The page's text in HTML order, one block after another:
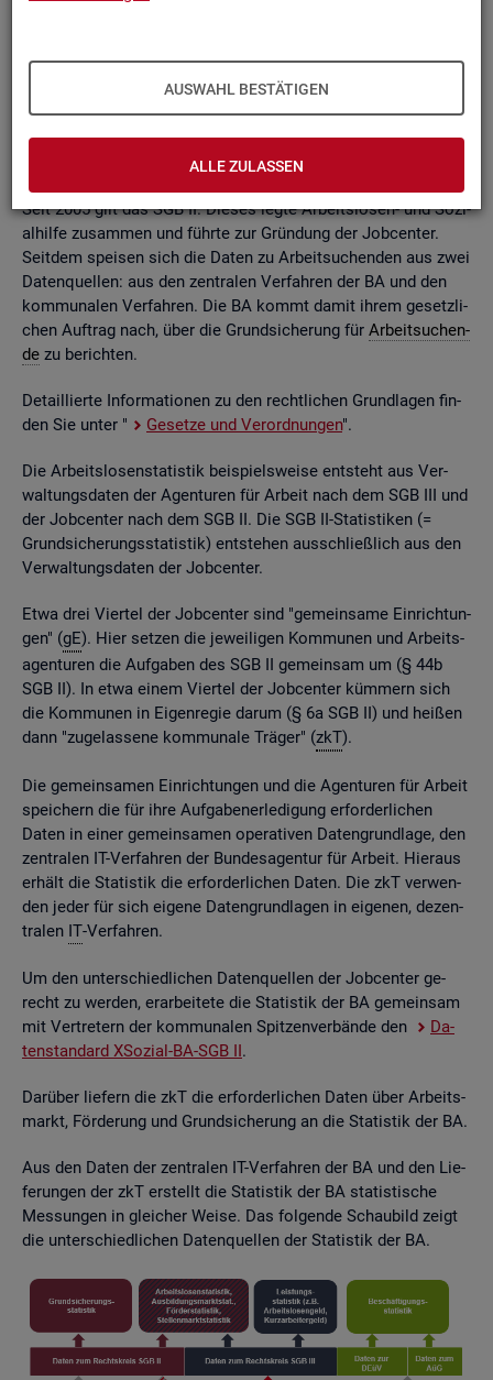
AUSWAHL BESTÄTIGEN
ALLE ZULASSEN
Grund­la­ge kön­nen Be­stän­de, Zu- und Ab­gän­ge,Dau­ern, Leis­
tungs­hö­hen und viele an­de­re sta­tis­ti­sche Mess­grö­ßen er­mit­
telt wer­den. Die Werte lie­gen re­gio­nal tief ge­glie­dert und
nach viel­fäl­ti­gen so­zio­de­mo­gra­fi­schen und er­werbs­bio­gra­fi­
Seit 2005 gilt das SGB II. Die­ses legte Ar­beits­lo­sen- und So­zi­
al­hil­fe zu­sam­men und führ­te zur Grün­dung der Job­cen­ter.
Seit­dem spei­sen sich die Daten zu Ar­beit­su­chen­den aus zwei
Da­ten­quel­len: aus den zen­tra­len Ver­fah­ren der BA und den
kom­mu­na­len Ver­fah­ren. Die BA kommt damit ihrem ge­setz­li­
chen Auf­trag nach, über die Grund­si­che­rung für Ar­beit­su­chen­
de zu be­rich­ten.
De­tail­lier­te In­for­ma­tio­nen zu den recht­li­chen Grund­la­gen fin­
den Sie unter "
Ge­set­ze und Ver­ord­nun­gen".
Die Ar­beits­lo­sen­sta­tis­tik bei­spiels­wei­se ent­steht aus Ver­
wal­tungs­da­ten der Agen­tu­ren für Ar­beit nach dem SGB III und
der Job­cen­ter nach dem SGB II. Die SGB II-Sta­tis­ti­ken (=
Grund­si­che­rungs­sta­tis­tik) ent­ste­hen aus­schlie­ß­lich aus den
Ver­wal­tungs­da­ten der Job­cen­ter.
Etwa drei Vier­tel der Job­cen­ter sind "ge­mein­sa­me Ein­rich­tun­
gen" (gE). Hier set­zen die je­wei­li­gen Kom­mu­nen und Ar­beits­
agen­tu­ren die Auf­ga­ben des SGB II ge­mein­sam um (§ 44b
SGB II). In etwa einem Vier­tel der Job­cen­ter küm­mern sich
die Kom­mu­nen in Ei­gen­re­gie darum (§ 6a SGB II) und hei­ßen
dann "zu­ge­las­se­ne kom­mu­na­le Trä­ger" (zkT).
Die ge­mein­sa­men Ein­rich­tun­gen und die Agen­tu­ren für Ar­beit
spei­chern die für ihre Auf­ga­ben­er­le­di­gung er­for­der­li­chen
Daten in einer ge­mein­sa­men ope­ra­ti­ven Da­ten­grund­la­ge, den
zen­tra­len IT-Ver­fah­ren der Bun­des­agen­tur für Ar­beit. Hier­aus
er­hält die Sta­tis­tik die er­for­der­li­chen Daten. Die zkT ver­wen­
den jeder für sich ei­ge­ne Da­ten­grund­la­gen in ei­ge­nen, de­zen­
tra­len IT-Ver­fah­ren.
Um den un­ter­schied­li­chen Da­ten­quel­len der Job­cen­ter ge­
recht zu wer­den, er­ar­bei­te­te die Sta­tis­tik der BA ge­mein­sam
mit Ver­tre­tern der kom­mu­na­len Spit­zen­ver­bän­de den
Da­
ten­stan­dard XSo­zi­al-BA-SGB II.
Dar­über lie­fern die zkT die er­for­der­li­chen Daten über Ar­beits­
markt, För­de­rung und Grund­si­che­rung an die Sta­tis­tik der BA.
Aus den Daten der zen­tra­len IT-Ver­fah­ren der BA und den Lie­
fe­run­gen der zkT er­stellt die Sta­tis­tik der BA sta­tis­ti­sche
Mes­sun­gen in glei­cher Weise. Das fol­gen­de Schau­bild zeigt
die un­ter­schied­li­chen Da­ten­quel­len der Sta­tis­tik der BA.